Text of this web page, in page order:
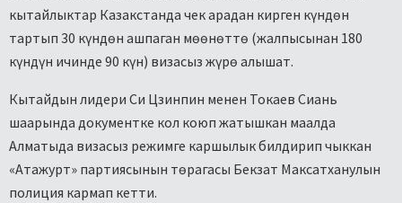
кытайлыктар Казакстанда чек арадан кирген күндөн
тартып 30 күндөн ашпаган мөөнөттө (жалпысынан 180
күндүн ичинде 90 күн) визасыз жүрө алышат.
Кытайдын лидери Си Цзинпин менен Токаев Сиань
шаарында документке кол коюп жатышкан маалда
Алматыда визасыз режимге каршылык билдирип чыккан
«Атажурт» партиясынын төрагасы Бекзат Максатханулын
полиция кармап кетти.